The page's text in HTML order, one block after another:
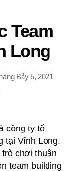
Team
Long
Bảy 5, 2021
công ty tổ
tại Vĩnh Long.
chơi thuần
team building